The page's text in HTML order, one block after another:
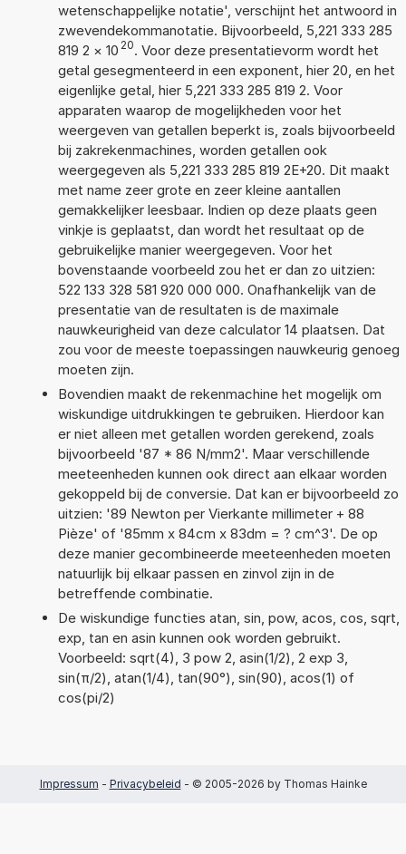
wetenschappelijke notatie', verschijnt het antwoord in
zwevendekommanotatie. Bijvoorbeeld, 5,221 333 285
819 2 × 10 20. Voor deze presentatievorm wordt het
getal gesegmenteerd in een exponent, hier 20, en het
eigenlijke getal, hier 5,221 333 285 819 2. Voor
apparaten waarop de mogelijkheden voor het
weergeven van getallen beperkt is, zoals bijvoorbeeld
bij zakrekenmachines, worden getallen ook
weergegeven als 5,221 333 285 819 2E+20. Dit maakt
met name zeer grote en zeer kleine aantallen
gemakkelijker leesbaar. Indien op deze plaats geen
vinkje is geplaatst, dan wordt het resultaat op de
gebruikelijke manier weergegeven. Voor het
bovenstaande voorbeeld zou het er dan zo uitzien:
522 133 328 581 920 000 000. Onafhankelijk van de
presentatie van de resultaten is de maximale
nauwkeurigheid van deze calculator 14 plaatsen. Dat
zou voor de meeste toepassingen nauwkeurig genoeg
moeten zijn.
Bovendien maakt de rekenmachine het mogelijk om
wiskundige uitdrukkingen te gebruiken. Hierdoor kan
er niet alleen met getallen worden gerekend, zoals
bijvoorbeeld '87 * 86 N/mm2'. Maar verschillende
meeteenheden kunnen ook direct aan elkaar worden
gekoppeld bij de conversie. Dat kan er bijvoorbeeld zo
uitzien: '89 Newton per Vierkante millimeter + 88
Pièze' of '85mm x 84cm x 83dm = ? cm^3'. De op
deze manier gecombineerde meeteenheden moeten
natuurlijk bij elkaar passen en zinvol zijn in de
betreffende combinatie.
De wiskundige functies atan, sin, pow, acos, cos, sqrt,
exp, tan en asin kunnen ook worden gebruikt.
Voorbeeld: sqrt(4), 3 pow 2, asin(1/2), 2 exp 3,
sin(π/2), atan(1/4), tan(90°), sin(90), acos(1) of
cos(pi/2)
Impressum - Privacybeleid - © 2005-2026 by Thomas Hainke